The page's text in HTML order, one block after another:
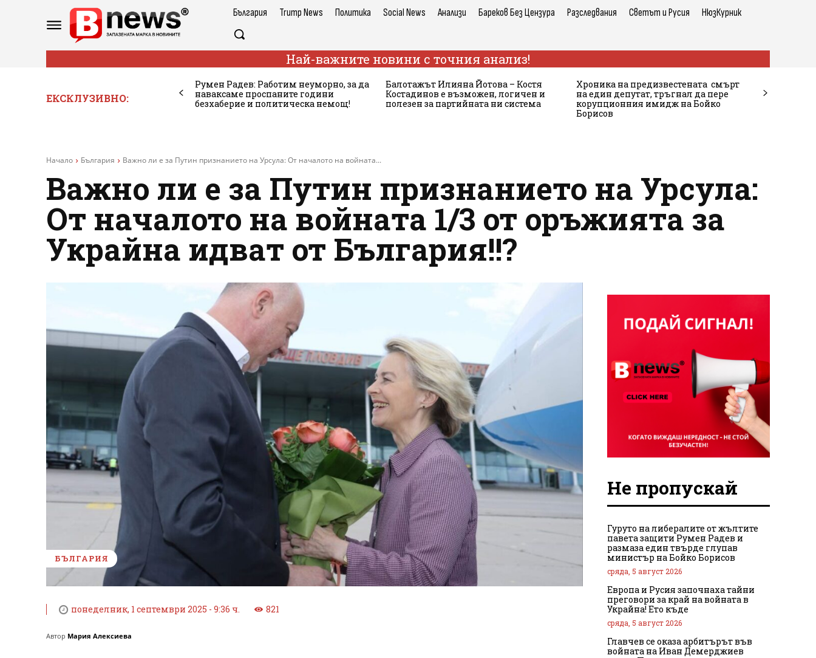
България Trump News Политика Social News Анализи Бареков Без Цензура Разследвания Светът и Русия НюзКурник
Най-важните новини с точния анализ!
ЕКСКЛУЗИВНО:
Румен Радев: Работим неуморно, за да
наваксаме проспаните години
безхаберие и политическа немощ!
Балотажът Илияна Йотова – Костя
Костадинов е възможен, логичен и
полезен за партийната ни система
Хроника на предизвестената смърт
на един депутат, тръгнал да пере
корупционния имидж на Бойко
Борисов
Начало България Важно ли е за Путин признанието на Урсула: От началото на войната...
Важно ли е за Путин признанието на Урсула:
От началото на войната 1/3 от оръжията за
Украйна идват от България!!?
БЪЛГАРИЯ
понеделник, 1 септември 2025 - 9:36 ч. 821
Автор Мария Алексиева
Не пропускай
Гуруто на либералите от жълтите
павета защити Румен Радев и
размаза един твърде глупав
министър на Бойко Борисов
сряда, 5 август 2026
Европа и Русия започнаха тайни
преговори за край на войната в
Украйна! Ето къде
сряда, 5 август 2026
Главчев се оказа арбитърът във
войната на Иван Демерджиев